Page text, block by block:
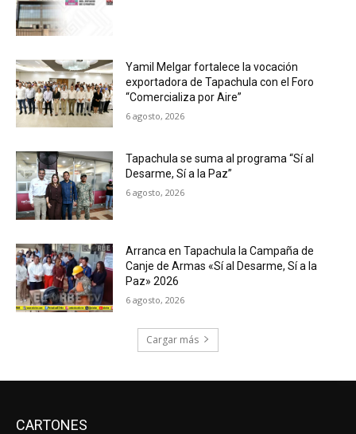
Yamil Melgar fortalece la vocación
exportadora de Tapachula con el Foro
“Comercializa por Aire”
6 agosto, 2026
Tapachula se suma al programa “Sí al
Desarme, Sí a la Paz”
6 agosto, 2026
Arranca en Tapachula la Campaña de
Canje de Armas «Sí al Desarme, Sí a la
Paz» 2026
6 agosto, 2026
Cargar más
CARTONES